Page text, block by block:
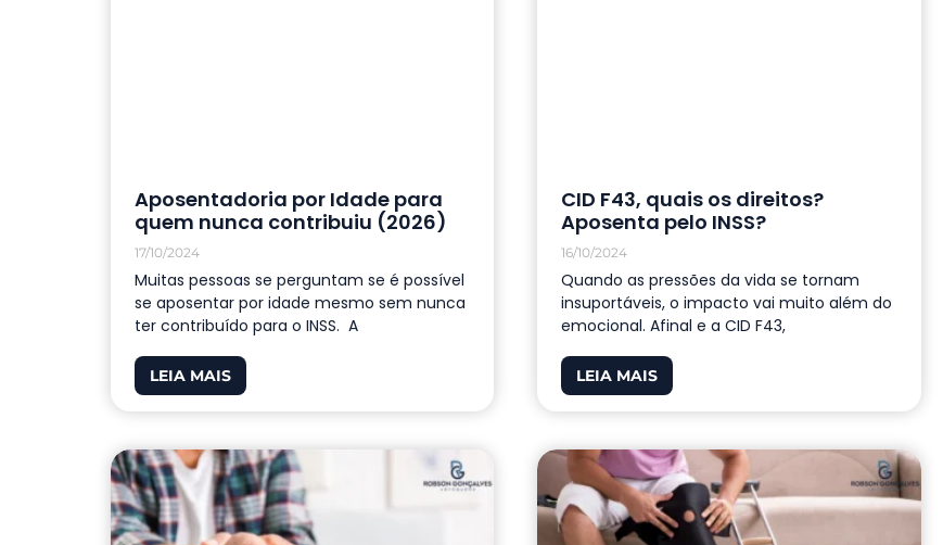
Aposentadoria por Idade para
quem nunca contribuiu (2026)
17/10/2024
Muitas pessoas se perguntam se é possível
se aposentar por idade mesmo sem nunca
ter contribuído para o INSS. A
LEIA MAIS
CID F43, quais os direitos?
Aposenta pelo INSS?
16/10/2024
Quando as pressões da vida se tornam
insuportáveis, o impacto vai muito além do
emocional. Afinal e a CID F43,
LEIA MAIS